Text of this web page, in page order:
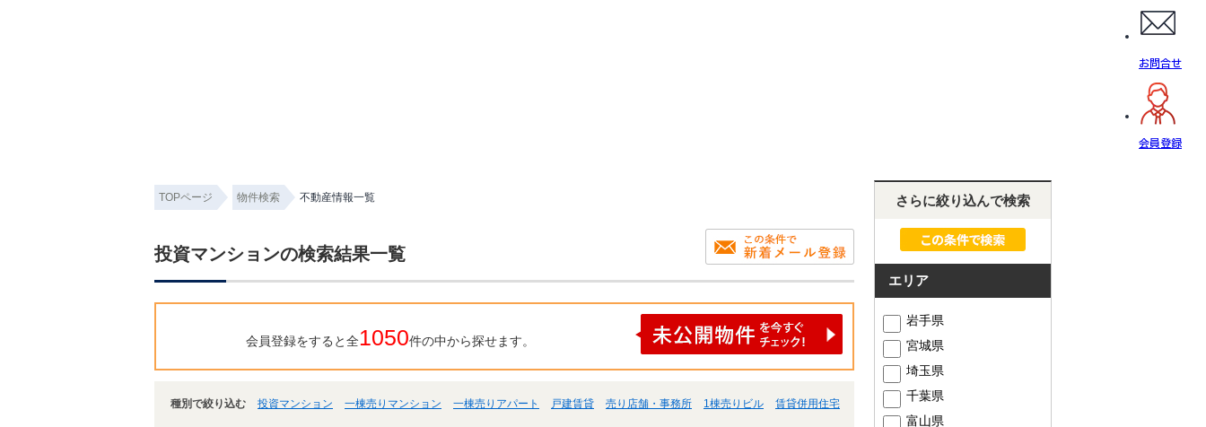
お問合せ
会員登録
TOPページ 物件検索 不動産情報一覧
投資マンションの検索結果一覧
会員登録をすると全1050件の中から探せます。
種別で絞り込む 投資マンション 一棟売りマンション 一棟売りアパート 戸建賃貸 売り店舗・事務所 1棟売りビル 賃貸併用住宅
さらに絞り込んで検索
エリア
岩手県
宮城県
埼玉県
千葉県
富山県